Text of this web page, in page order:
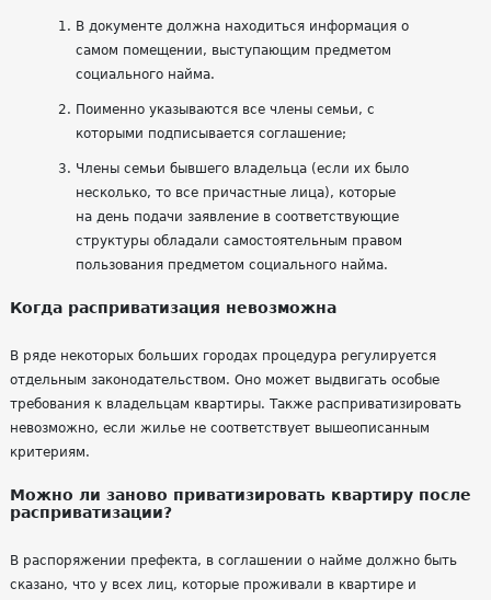
В документе должна находиться информация о
самом помещении, выступающим предметом
социального найма.
Поименно указываются все члены семьи, с
которыми подписывается соглашение;
Члены семьи бывшего владельца (если их было
несколько, то все причастные лица), которые
на день подачи заявление в соответствующие
структуры обладали самостоятельным правом
пользования предметом социального найма.
Когда расприватизация невозможна
В ряде некоторых больших городах процедура регулируется
отдельным законодательством. Оно может выдвигать особые
требования к владельцам квартиры. Также расприватизировать
невозможно, если жилье не соответствует вышеописанным
критериям.
Можно ли заново приватизировать квартиру после
расприватизации?
В распоряжении префекта, в соглашении о найме должно быть
сказано, что у всех лиц, которые проживали в квартире и